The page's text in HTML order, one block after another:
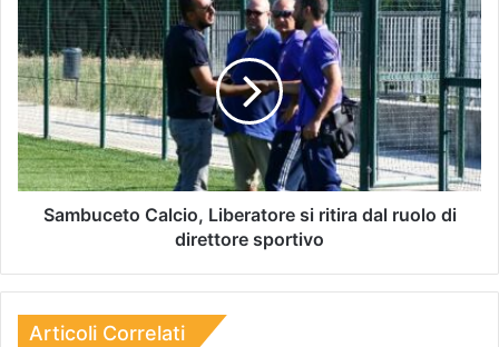
Sambuceto Calcio, Liberatore si ritira dal ruolo di
direttore sportivo
Articoli Correlati